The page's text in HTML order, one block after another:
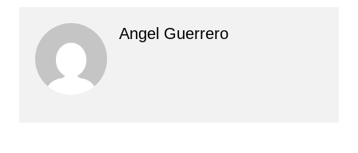
Angel Guerrero